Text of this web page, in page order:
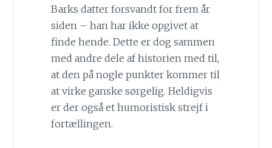
Barks datter forsvandt for frem år
siden – han har ikke opgivet at
finde hende. Dette er dog sammen
med andre dele af historien med til,
at den på nogle punkter kommer til
at virke ganske sørgelig. Heldigvis
er der også et humoristisk strejf i
fortællingen.